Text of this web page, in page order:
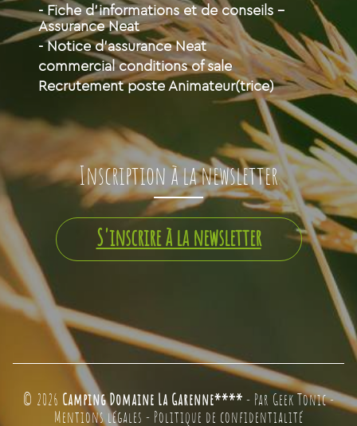
- Fiche d'informations et de conseils -
Assurance Neat
- Notice d'assurance Neat
commercial conditions of sale
Recrutement poste Animateur(trice)
Inscription à la newsletter
S'inscrire à la newsletter
© 2026 Camping Domaine La Garenne**** - Par Geek Tonic-
Mentions légales - Politique de confidentialité